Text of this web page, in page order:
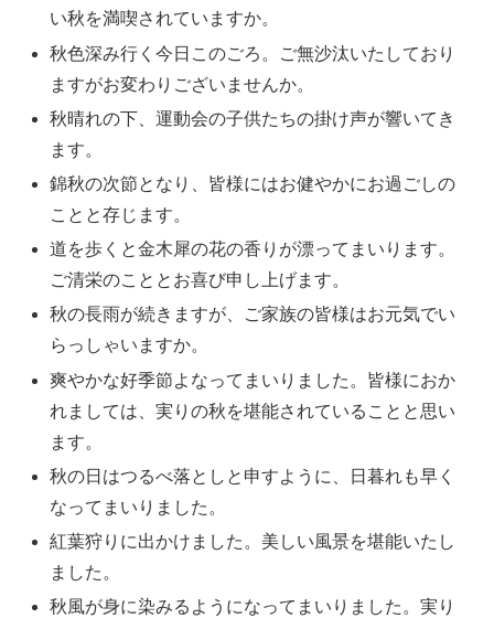
い秋を満喫されていますか。
秋色深み行く今日このごろ。ご無沙汰いたしており
ますがお変わりございませんか。
秋晴れの下、運動会の子供たちの掛け声が響いてき
ます。
錦秋の次節となり、皆様にはお健やかにお過ごしの
ことと存じます。
道を歩くと金木犀の花の香りが漂ってまいります。
ご清栄のこととお喜び申し上げます。
秋の長雨が続きますが、ご家族の皆様はお元気でい
らっしゃいますか。
爽やかな好季節よなってまいりました。皆様におか
れましては、実りの秋を堪能されていることと思い
ます。
秋の日はつるべ落としと申すように、日暮れも早く
なってまいりました。
紅葉狩りに出かけました。美しい風景を堪能いたし
ました。
秋風が身に染みるようになってまいりました。実り